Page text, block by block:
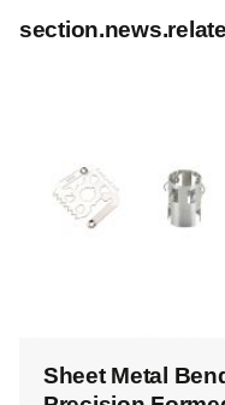
Sheet Metal